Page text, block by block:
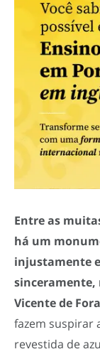
Entre as
há um
injustamente
sinceramente,
Vicente de Fora
fazem suspirar
revestida de